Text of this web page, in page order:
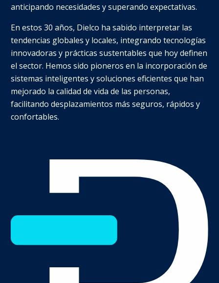
anticipando necesidades y superando expectativas.
En estos 30 años, Dielco ha sabido interpretar las
tendencias globales y locales, integrando tecnologías
innovadoras y prácticas sustentables que hoy definen
el sector. Hemos sido pioneros en la incorporación de
sistemas inteligentes y soluciones eficientes que han
mejorado la calidad de vida de las personas,
facilitando desplazamientos más seguros, rápidos y
confortables.